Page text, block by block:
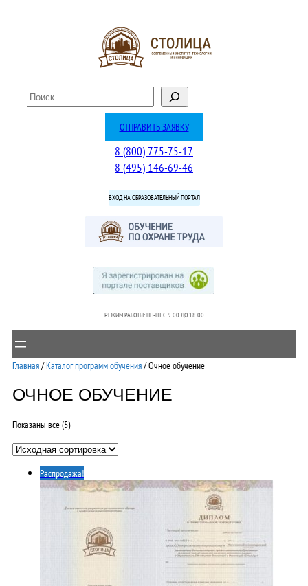
П
о
ОТПРАВИТЬ ЗАЯВКУ
8 (800) 775-75-17
8 (495) 146-69-46
ВХОД НА ОБРАЗОВАТЕЛЬНЫЙ ПОРТАЛ
РЕЖИМ РАБОТЫ: ПН-ПТ C 9.00 ДО 18.00
Главная/Каталог программ обучения/ Очное обучение
ОЧНОЕ ОБУЧЕНИЕ
Показаны все (5)
Распродажа!